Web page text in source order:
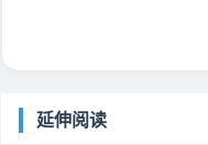
延伸阅读